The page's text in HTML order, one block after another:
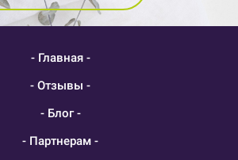
- Главная -
- Отзывы -
- Блог -
- Партнерам -